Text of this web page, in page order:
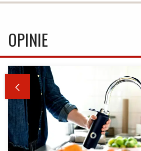
OPINIE
